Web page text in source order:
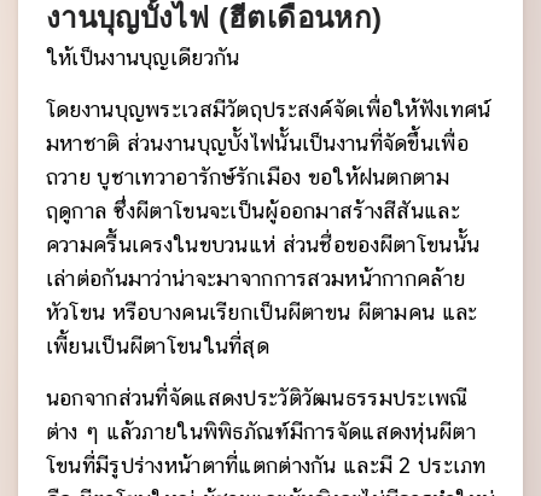
งานบุญบั้งไฟ (ฮีตเดือนหก)
ให้เป็นงานบุญเดียวกัน
โดยงานบุญพระเวสมีวัตถุประสงค์จัดเพื่อให้ฟังเทศน์
มหาชาติ ส่วนงานบุญบั้งไฟนั้นเป็นงานที่จัดขึ้นเพื่อ
ถวาย บูชาเทวาอารักษ์รักเมือง ขอให้ฝนตกตาม
ฤดูกาล ซึ่งผีตาโขนจะเป็นผู้ออกมาสร้างสีสันและ
ความครื้นเครงในขบวนแห่ ส่วนชื่อของผีตาโขนนั้น
เล่าต่อกันมาว่าน่าจะมาจากการสวมหน้ากากคล้าย
หัวโขน หรือบางคนเรียกเป็นผีตาขน ผีตามคน และ
เพี้ยนเป็นผีตาโขนในที่สุด
นอกจากส่วนที่จัดแสดงประวัติวัฒนธรรมประเพณี
ต่าง ๆ แล้วภายในพิพิธภัณฑ์มีการจัดแสดงหุ่นผีตา
โขนที่มีรูปร่างหน้าตาที่แตกต่างกัน และมี 2 ประเภท